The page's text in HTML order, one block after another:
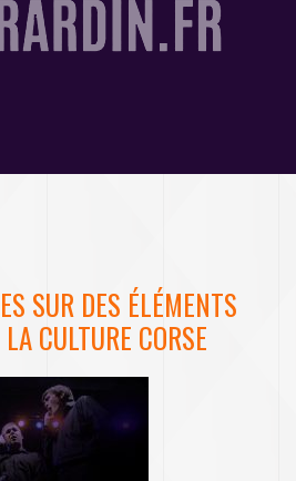
SUR DES ÉLÉMENTS
CULTURE CORSE